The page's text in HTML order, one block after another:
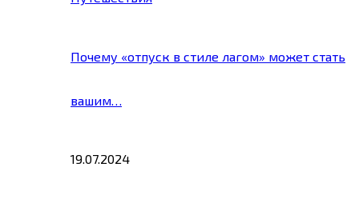
Почему «отпуск в стиле лагом» может стать
вашим…
19.07.2024